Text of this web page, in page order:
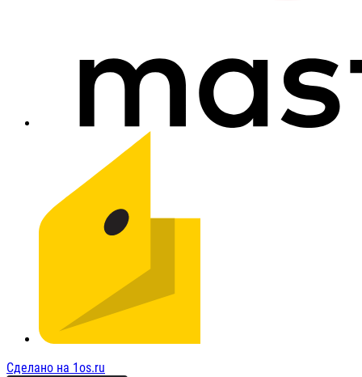
Сделано на 1os.ru